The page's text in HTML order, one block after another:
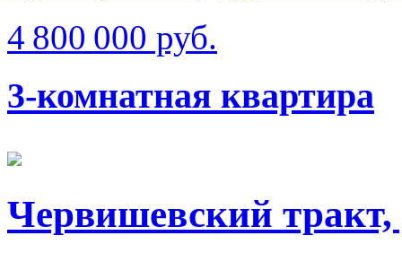
4 800 000 руб.
3-комнатная квартира
Червишевский